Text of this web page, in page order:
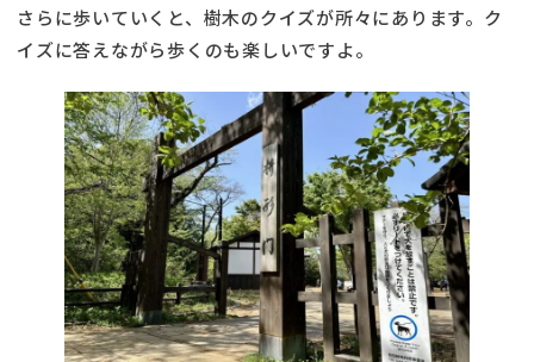
さらに歩いていくと、樹木のクイズが所々にあります。ク
イズに答えながら歩くのも楽しいですよ。